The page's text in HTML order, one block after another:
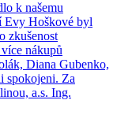
k našemu
Evy Hoškové byl
zkušenost
nákupů
Diana Gubenko,
spokojeni. Za
a.s. Ing.